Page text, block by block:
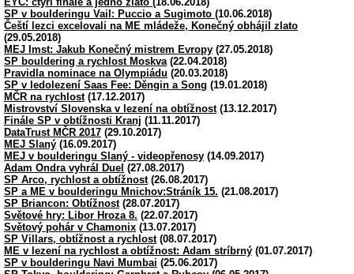
SP v boulderingu Vail: Puccio a Sugimoto (10.06.2018)
Čeští lezci excelovali na ME mládeže, Konečný obhájil zlato
(29.05.2018)
MEJ Imst: Jakub Konečný mistrem Evropy (27.05.2018)
SP bouldering a rychlost Moskva (22.04.2018)
Pravidla nominace na Olympiádu (20.03.2018)
SP v ledolezení Saas Fee: Děngin a Song (19.01.2018)
MČR na rychlost(17.12.2017)
Mistrovství Slovenska v lezení na obtížnost(13.12.2017)
Finále SP v obtížnosti Kranj (11.11.2017)
DataTrust MČR 2017 (29.10.2017)
MEJ Slaný (16.09.2017)
MEJ v boulderingu Slaný - videopřenosy (14.09.2017)
Adam Ondra vyhrál Duel (27.08.2017)
SP Arco, rychlost a obtížnost(26.08.2017)
SP a ME v boulderingu Mnichov:Stráník 15. (21.08.2017)
SP Briancon: Obtížnost(28.07.2017)
Světové hry: Libor Hroza 8. (22.07.2017)
Světový pohár v Chamonix (13.07.2017)
SP Villars, obtížnost a rychlost(08.07.2017)
ME v lezení na rychlost a obtížnost: Adam stríbrný (01.07.2017)
SP v boulderingu Navi Mumbai (25.06.2017)